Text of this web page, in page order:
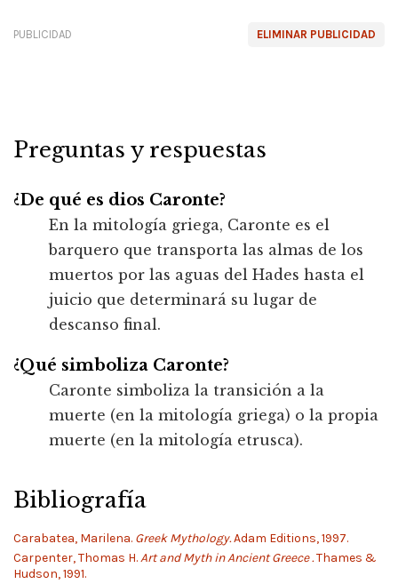
ELIMINAR PUBLICIDAD
PUBLICIDAD
Preguntas y respuestas
¿De qué es dios Caronte?
En la mitología griega, Caronte es el
barquero que transporta las almas de los
muertos por las aguas del Hades hasta el
juicio que determinará su lugar de
descanso final.
¿Qué simboliza Caronte?
Caronte simboliza la transición a la
muerte (en la mitología griega) o la propia
muerte (en la mitología etrusca).
Bibliografía
Carabatea, Marilena. Greek Mythology.Adam Editions, 1997.
Carpenter, Thomas H.Art and Myth in Ancient Greece .Thames &
Hudson, 1991.